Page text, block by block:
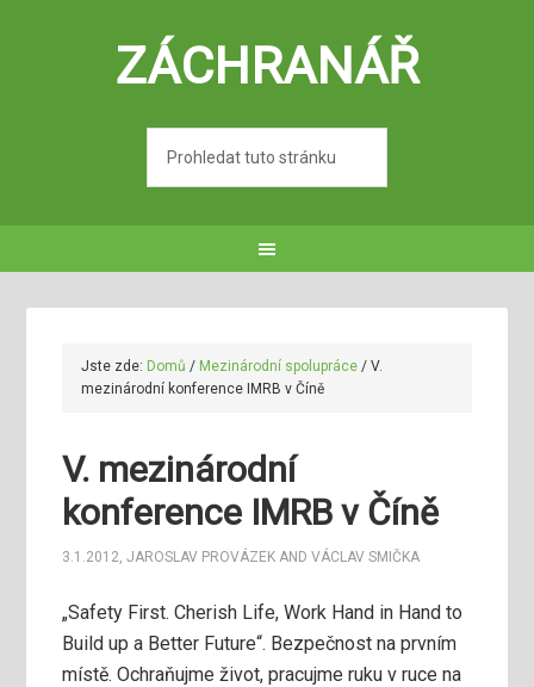
ZÁCHRANÁŘ
Jste zde: Domů / Mezinárodní spolupráce / V.
mezinárodní konference IMRB v Číně
V. mezinárodní
konference IMRB v Číně
3.1.2012,JAROSLAV PROVÁZEK ANDVÁCLAV SMIČKA
„Safety First. Cherish Life, Work Hand in Hand to
Build up a Better Future“. Bezpečnost na prvním
místě. Ochraňujme život, pracujme ruku v ruce na